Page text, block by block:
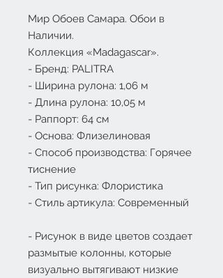
Мир Обоев Самара. Обои в
Наличии.
Коллекция «Madagascar».
- Бренд: PALITRA
- Ширина рулона: 1,06 м
- Длина рулона: 10,05 м
- Раппорт: 64 см
- Основа: Флизелиновая
- Способ производства: Горячее
тиснение
- Тип рисунка: Флористика
- Стиль артикула: Современный
- Рисунок в виде цветов создает
размытые колонны, которые
визуально вытягивают низкие